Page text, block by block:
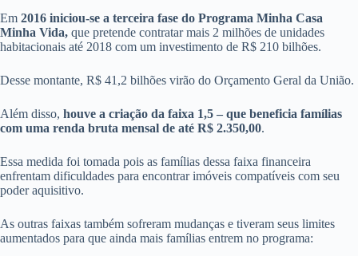
Em 2016 iniciou-se a terceira fase do Programa Minha Casa
Minha Vida, que pretende contratar mais 2 milhões de unidades
habitacionais até 2018 com um investimento de R$ 210 bilhões.
Desse montante, R$ 41,2 bilhões virão do Orçamento Geral da União.
Além disso, houve a criação da faixa 1,5 – que beneficia famílias
com uma renda bruta mensal de até R$ 2.350,00.
Essa medida foi tomada pois as famílias dessa faixa financeira
enfrentam dificuldades para encontrar imóveis compatíveis com seu
poder aquisitivo.
As outras faixas também sofreram mudanças e tiveram seus limites
aumentados para que ainda mais famílias entrem no programa: